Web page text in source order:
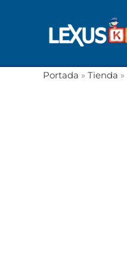
Portada » Tienda »